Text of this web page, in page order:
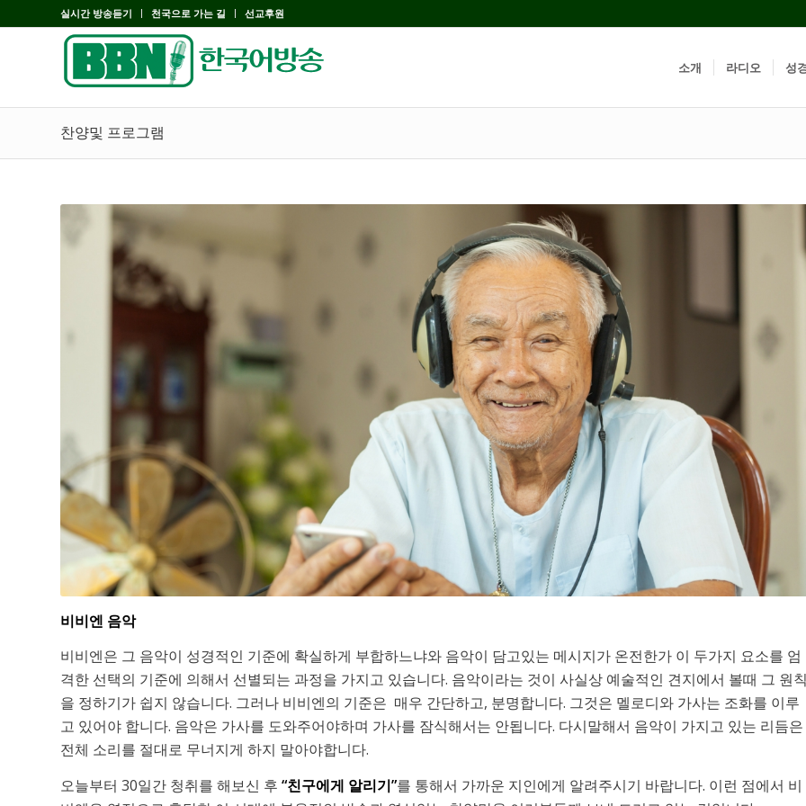
실시간 방송듣기 천국으로 가는 길 선교후원
소개 라디오 성
찬양및 프로그램
비비엔 음악
비비엔은 그 음악이 성경적인 기준에 확실하게 부합하느냐와 음악이 담고있는 메시지가 온전한가 이 두가지 요소를 엄
격한 선택의 기준에 의해서 선별되는 과정을 가지고 있습니다. 음악이라는 것이 사실상 예술적인 견지에서 볼때 그 원
을 정하기가 쉽지 않습니다. 그러나 비비엔의 기준은 매우 간단하고, 분명합니다. 그것은 멜로디와 가사는 조화를 이루
고 있어야 합니다. 음악은 가사를 도와주어야하며 가사를 잠식해서는 안됩니다. 다시말해서 음악이 가지고 있는 리듬은
전체 소리를 절대로 무너지게 하지 말아야합니다.
오늘부터 30일간 청취를 해보신 후 “친구에게 알리기”를 통해서 가까운 지인에게 알려주시기 바랍니다. 이런 점에서 비